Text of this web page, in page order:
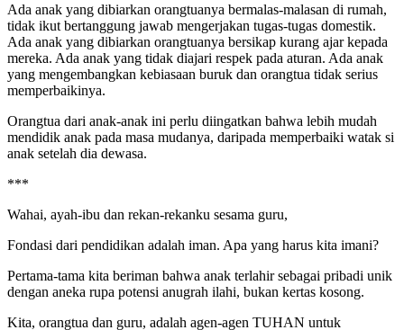
Ada anak yang dibiarkan orangtuanya bermalas-malasan di rumah,
tidak ikut bertanggung jawab mengerjakan tugas-tugas domestik.
Ada anak yang dibiarkan orangtuanya bersikap kurang ajar kepada
mereka. Ada anak yang tidak diajari respek pada aturan. Ada anak
yang mengembangkan kebiasaan buruk dan orangtua tidak serius
memperbaikinya.
Orangtua dari anak-anak ini perlu diingatkan bahwa lebih mudah
mendidik anak pada masa mudanya, daripada memperbaiki watak si
anak setelah dia dewasa.
***
Wahai, ayah-ibu dan rekan-rekanku sesama guru,
Fondasi dari pendidikan adalah iman. Apa yang harus kita imani?
Pertama-tama kita beriman bahwa anak terlahir sebagai pribadi unik
dengan aneka rupa potensi anugrah ilahi, bukan kertas kosong.
Kita, orangtua dan guru, adalah agen-agen TUHAN untuk